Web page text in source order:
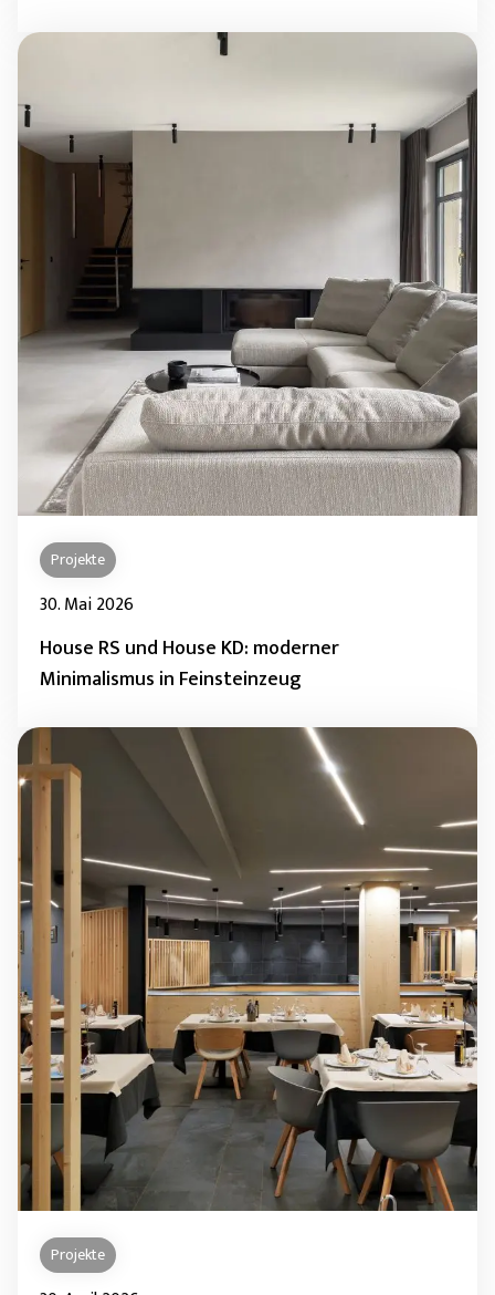
Projekte
30. Mai 2026
House RS und House KD: moderner
Minimalismus in Feinsteinzeug
Projekte